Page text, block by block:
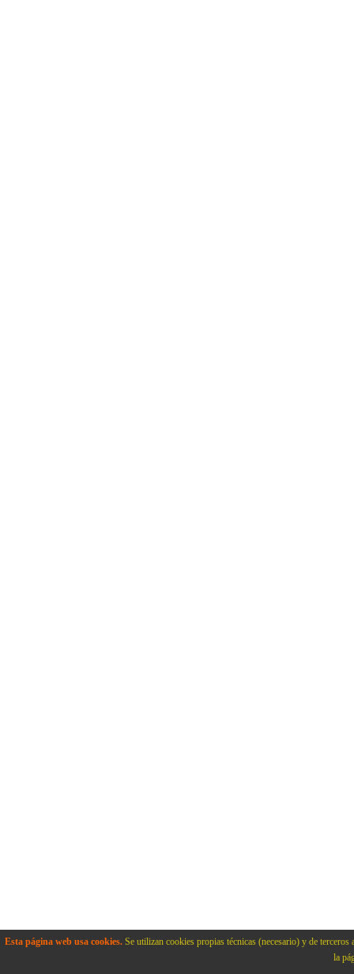
Esta página web usa cookies. Se utilizan cookies propias técnicas (necesario) y de
la